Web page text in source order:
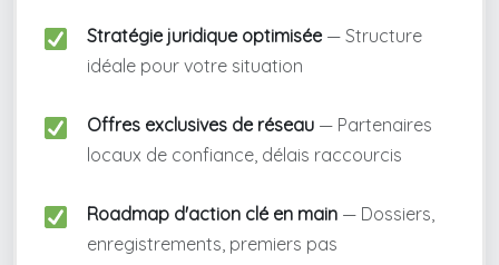
Stratégie juridique optimisée — Structure
idéale pour votre situation
Offres exclusives de réseau — Partenaires
locaux de confiance, délais raccourcis
Roadmap d'action clé en main — Dossiers,
enregistrements, premiers pas